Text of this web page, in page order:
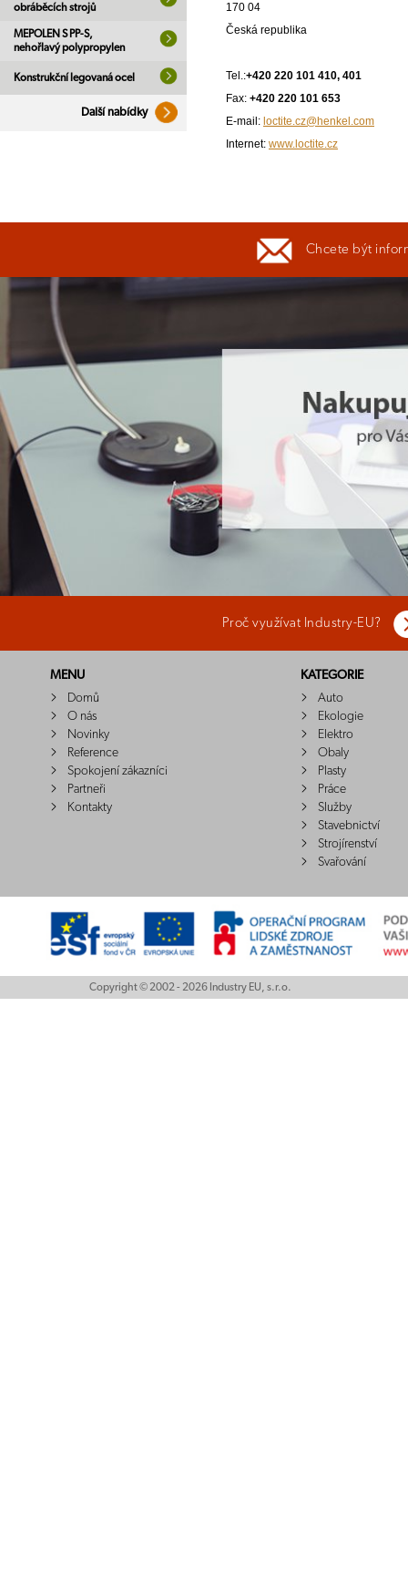
obráběcích strojů
MEPOLEN S PP-S,
nehořlavý polypropylen
Konstrukční legovaná ocel
Další nabídky
170 04
Česká republika
Tel.:+420 220 101 410, 401
Fax: +420 220 101 653
E-mail: loctite.cz@henkel.com
Internet: www.loctite.cz
Chcete být
Proč využívat Industry-EU?
MENU
Domů
O nás
Novinky
Reference
Spokojení zákazníci
Partneři
Kontakty
KATEGORIE
Auto
Ekologie
Elektro
Obaly
Plasty
Práce
Služby
Stavebnictví
Strojírenství
Svařování
Copyright © 2002 - 2026 Industry EU, s.r.o.